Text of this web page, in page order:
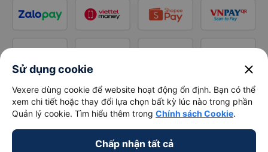
Sử dụng cookie close
Vexere dùng cookie để website hoạt động ổn định. Bạn có thể
xem chi tiết hoặc thay đổi lựa chọn bất kỳ lúc nào trong phần
Quản lý cookie. Tìm hiểu thêm trong Chính sách Cookie.
Chấp nhận tất cả